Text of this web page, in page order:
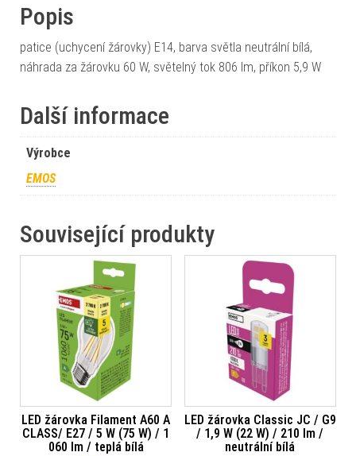
Popis
patice (uchycení žárovky) E14, barva světla neutrální bílá,
náhrada za žárovku 60 W, světelný tok 806 lm, příkon 5,9 W
Další informace
Výrobce
EMOS
Související produkty
LED žárovka Filament A60 A
CLASS/ E27 / 5 W (75 W) / 1
060 lm / teplá bílá
LED žárovka Classic JC / G9
/ 1,9 W (22 W) / 210 lm /
neutrální bílá